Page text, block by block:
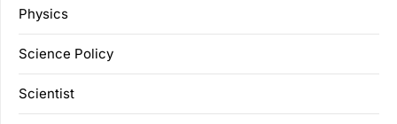
Physics
Science Policy
Scientist